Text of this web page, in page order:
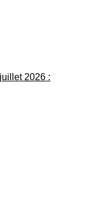
2026 :